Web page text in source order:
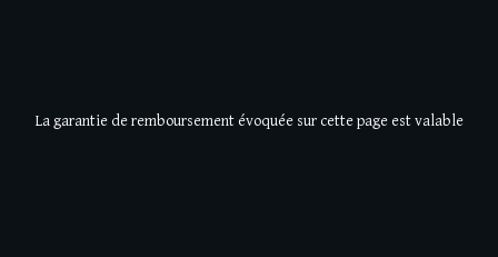
La garantie de remboursement évoquée sur cette page est valable